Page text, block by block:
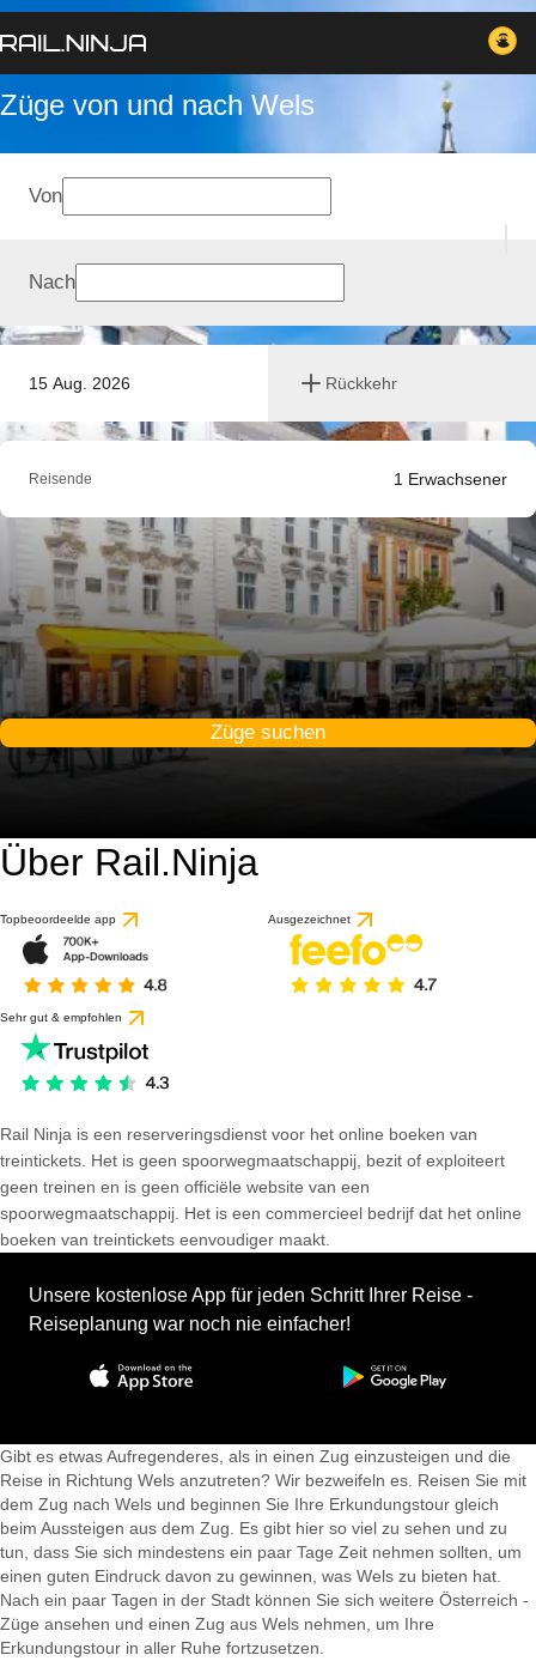
Züge von und nach Wels
15 Aug. 2026 Rückkehr
Von
Nach
Reisende 1 Erwachsener
Züge suchen
Über Rail.Ninja
Topbeoordeelde app Ausgezeichnet
Sehr gut & empfohlen
Rail Ninja is een reserveringsdienst voor het online boeken van
treintickets. Het is geen spoorwegmaatschappij, bezit of exploiteert
geen treinen en is geen officiële website van een
spoorwegmaatschappij. Het is een commercieel bedrijf dat het online
boeken van treintickets eenvoudiger maakt.
Unsere kostenlose App für jeden Schritt Ihrer Reise -
Reiseplanung war noch nie einfacher!
Gibt es etwas Aufregenderes, als in einen Zug einzusteigen und die
Reise in Richtung Wels anzutreten? Wir bezweifeln es. Reisen Sie mit
dem Zug nach Wels und beginnen Sie Ihre Erkundungstour gleich
beim Aussteigen aus dem Zug. Es gibt hier so viel zu sehen und zu
tun, dass Sie sich mindestens ein paar Tage Zeit nehmen sollten, um
einen guten Eindruck davon zu gewinnen, was Wels zu bieten hat.
Nach ein paar Tagen in der Stadt können Sie sich weitere Österreich -
Züge ansehen und einen Zug aus Wels nehmen, um Ihre
Erkundungstour in aller Ruhe fortzusetzen.